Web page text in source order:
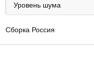
Уровень шума
Сборка Россия